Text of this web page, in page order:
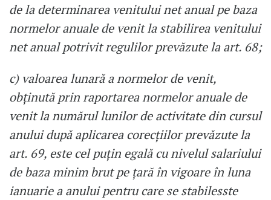
de la determinarea venitului net anual pe baza
normelor anuale de venit la stabilirea venitului
net anual potrivit regulilor prevăzute la art. 68;
c) valoarea lunară a normelor de venit,
obţinută prin raportarea normelor anuale de
venit la numărul lunilor de activitate din cursul
anului după aplicarea corecţiilor prevăzute la
art. 69, este cel puţin egală cu nivelul salariului
de baza minim brut pe ţară în vigoare în luna
ianuarie a anului pentru care se stabilesste